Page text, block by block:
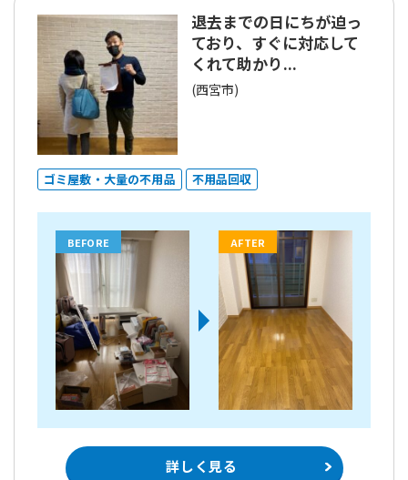
退去までの日にちが迫っ
ており、すぐに対応して
くれて助かり...
(西宮市)
ゴミ屋敷・大量の不用品 不用品回収
BEFORE AFTER
詳しく見る